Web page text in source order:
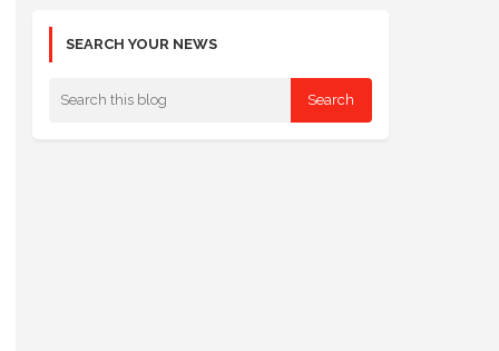
SEARCH YOUR NEWS